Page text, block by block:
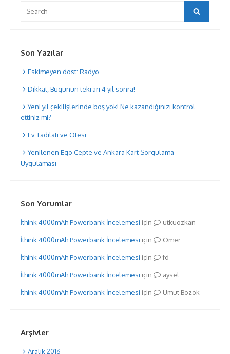
for:
Search
Son Yazılar
Eskimeyen dost: Radyo
Dikkat, Bugünün tekrarı 4 yıl sonra!
Yeni yıl çekilişlerinde boş yok! Ne kazandığınızı kontrol
ettiniz mi?
Ev Tadilatı ve Ötesi
Yenilenen Ego Cepte ve Ankara Kart Sorgulama
Uygulaması
Son Yorumlar
İthink 4000mAh Powerbank İncelemesi için utkuozkan
İthink 4000mAh Powerbank İncelemesi için Ömer
İthink 4000mAh Powerbank İncelemesi için fd
İthink 4000mAh Powerbank İncelemesi için aysel
İthink 4000mAh Powerbank İncelemesi için Umut Bozok
Arşivler
Aralık 2016